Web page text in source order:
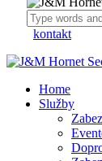
kontakt
Home
Služby